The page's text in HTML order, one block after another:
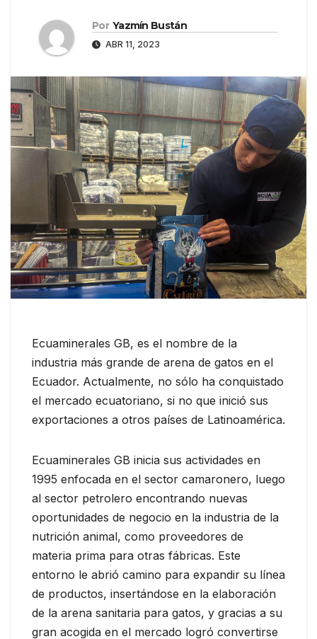
Por Yazmín Bustán
ABR 11, 2023
Ecuaminerales GB, es el nombre de la
industria más grande de arena de gatos en el
Ecuador. Actualmente, no sólo ha conquistado
el mercado ecuatoriano, si no que inició sus
exportaciones a otros países de Latinoamérica.
Ecuaminerales GB inicia sus actividades en
1995 enfocada en el sector camaronero, luego
al sector petrolero encontrando nuevas
oportunidades de negocio en la industria de la
nutrición animal, como proveedores de
materia prima para otras fábricas. Este
entorno le abrió camino para expandir su línea
de productos, insertándose en la elaboración
de la arena sanitaria para gatos, y gracias a su
gran acogida en el mercado logró convertirse